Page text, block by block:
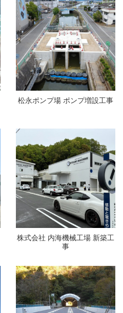
松永ポンプ場 ポンプ増設工事
株式会社 内海機械工場 新築工
事